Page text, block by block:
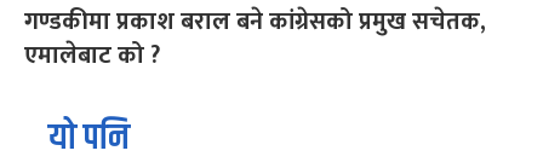
गण्डकीमा प्रकाश बराल बने कांग्रेसको प्रमुख सचेतक,
एमालेबाट को ?
यो पनि